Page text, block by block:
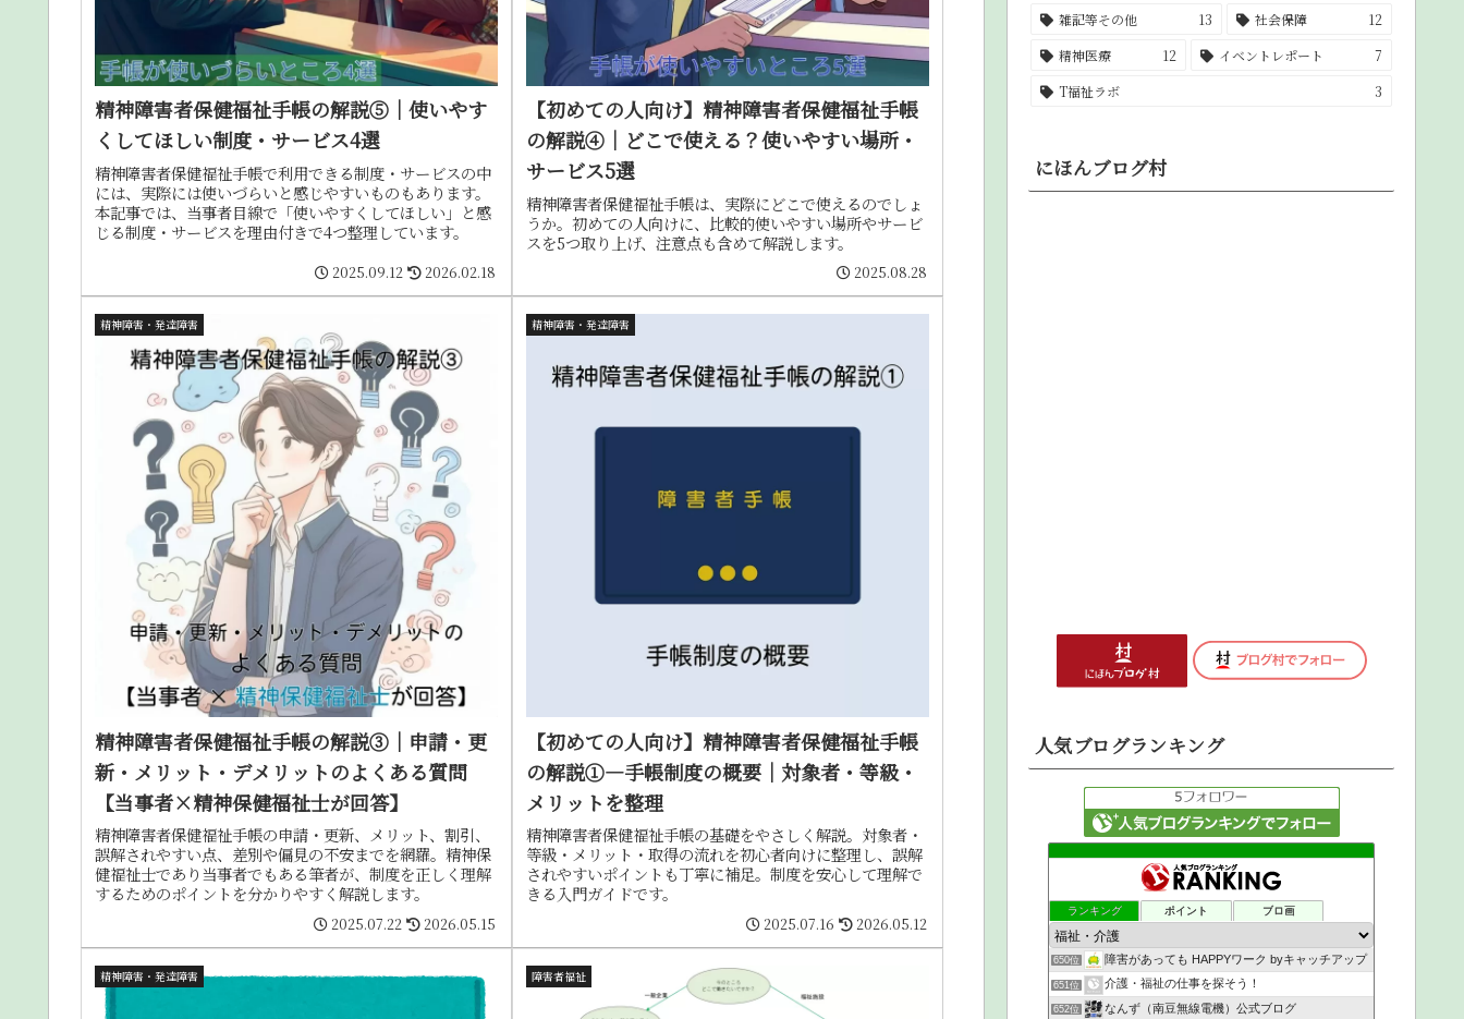
精神障害者保健福祉手帳の解説⑤｜使いやす
くしてほしい制度・サービス4選
精神障害者保健福祉手帳で利用できる制度・サービスの中
には、実際には使いづらいと感じやすいものもあります。
本記事では、当事者目線で「使いやすくしてほしい」と感
じる制度・サービスを理由付きで4つ整理しています。
2025.09.12 2026.02.18
【初めての人向け】精神障害者保健福祉手帳
の解説④｜どこで使える？使いやすい場所・
サービス5選
精神障害者保健福祉手帳は、実際にどこで使えるのでしょ
うか。初めての人向けに、比較的使いやすい場所やサービ
スを5つ取り上げ、注意点も含めて解説します。
2025.08.28
精神障害・発達障害
精神障害者保健福祉手帳の解説③｜申請・更
新・メリット・デメリットのよくある質問
【当事者×精神保健福祉士が回答】
精神障害者保健福祉手帳の申請・更新、メリット、割引、
誤解されやすい点、差別や偏見の不安までを網羅。精神保
健福祉士であり当事者でもある筆者が、制度を正しく理解
するためのポイントを分かりやすく解説します。
2025.07.22 2026.05.15
精神障害・発達障害
【初めての人向け】精神障害者保健福祉手帳
の解説①―手帳制度の概要｜対象者・等級・
メリットを整理
精神障害者保健福祉手帳の基礎をやさしく解説。対象者・
等級・メリット・取得の流れを初心者向けに整理し、誤解
されやすいポイントも丁寧に補足。制度を安心して理解で
きる入門ガイドです。
2025.07.16 2026.05.12
精神障害・発達障害 障害者福祉
雑記等その他
13 社会保障
12
精神医療
12 イベントレポート
7
T福祉ラボ
3
にほんブログ村
人気ブログランキング
ランキング ポイント ブロ画
650位 障害があっても HAPPYワーク byキャッチアップ
651位 介護・福祉の仕事を探そう！
652位 なんず（南豆無線電機）公式ブログ